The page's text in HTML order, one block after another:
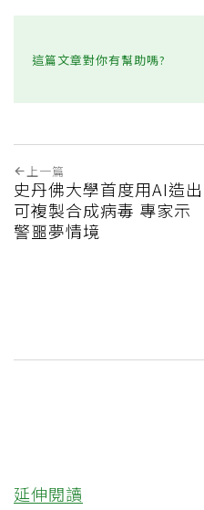
這篇文章對你有幫助嗎?
上一篇
史丹佛大學首度用AI造出
可複製合成病毒 專家示
警噩夢情境
延伸閱讀